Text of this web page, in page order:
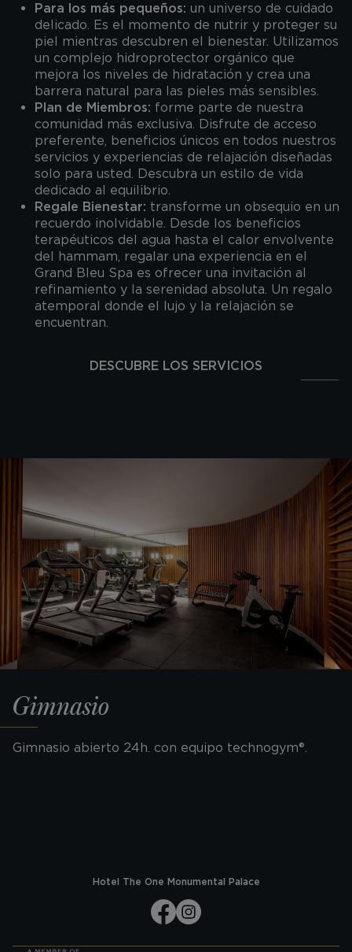
Para los más pequeños: un universo de cuidado
delicado. Es el momento de nutrir y proteger su
piel mientras descubren el bienestar. Utilizamos
un complejo hidroprotector orgánico que
mejora los niveles de hidratación y crea una
barrera natural para las pieles más sensibles.
Plan de Miembros: forme parte de nuestra
comunidad más exclusiva. Disfrute de acceso
preferente, beneficios únicos en todos nuestros
servicios y experiencias de relajación diseñadas
solo para usted. Descubra un estilo de vida
dedicado al equilibrio.
Regale Bienestar: transforme un obsequio en un
recuerdo inolvidable. Desde los beneficios
terapéuticos del agua hasta el calor envolvente
del hammam, regalar una experiencia en el
Grand Bleu Spa es ofrecer una invitación al
refinamiento y la serenidad absoluta. Un regalo
atemporal donde el lujo y la relajación se
encuentran.
DESCUBRE LOS SERVICIOS
Gimnasio
Gimnasio abierto 24h. con equipo technogym®.
Hotel The One Monumental Palace